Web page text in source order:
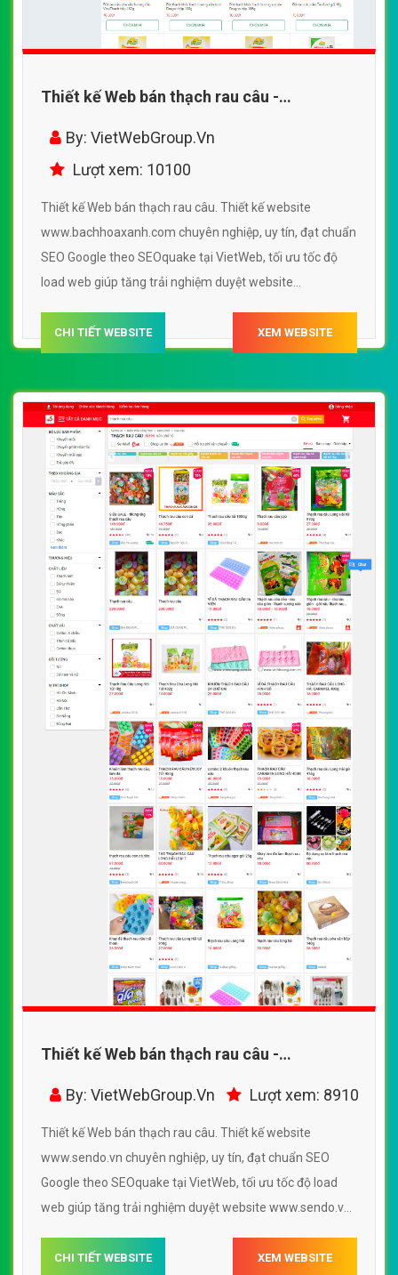
Thiết kế Web bán thạch rau câu -
www.bachhoaxanh.com
By: VietWebGroup.Vn
Lượt xem: 10100
Thiết kế Web bán thạch rau câu. Thiết kế website
www.bachhoaxanh.com chuyên nghiệp, uy tín, đạt chuẩn
SEO Google theo SEOquake tại VietWeb, tối ưu tốc độ
load web giúp tăng trải nghiệm duyệt website
kiếm.
CHI TIẾT WEBSITE XEM WEBSITE
Thiết kế Web bán thạch rau câu -
www.sendo.vn
By: VietWebGroup.Vn Lượt xem: 8910
Thiết kế Web bán thạch rau câu. Thiết kế website
www.sendo.vn chuyên nghiệp, uy tín, đạt chuẩn SEO
Google theo SEOquake tại VietWeb, tối ưu tốc độ load
web giúp tăng trải nghiệm duyệt website www.sendo.vn
CHI TIẾT WEBSITE XEM WEBSITE